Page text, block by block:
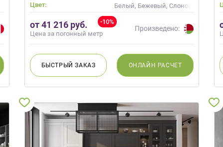
Цвет:
Белый, Бежевый, Слоновая кость,
-10%
от 41 216 руб.
Цена за погонный метр
Произведено:
БЫСТРЫЙЗАКАЗ ОНЛАЙН РАСЧЕТ